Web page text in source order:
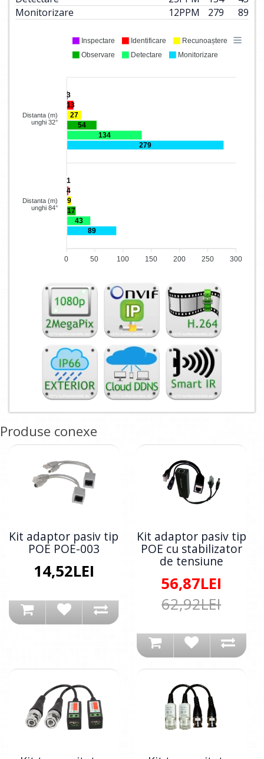
Monitorizare
12PPM 279 89
3
1
13
4
27
9
54
17
134
43
279
89
Distanta (m)
unghi 32°
Distanta (m)
unghi 84°
300
250
200
150
100
50
0
Inspectare Identificare
Recunoaștere
Observare
Detectare Monitorizare
Produse conexe
Kit adaptor pasiv tip
POE POE-003
14,52LEI
Kit adaptor pasiv tip
POE cu stabilizator
de tensiune
56,87LEI
62,92LEI